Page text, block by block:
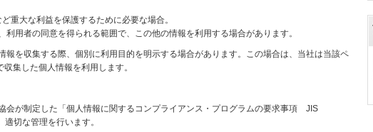
重大な利益を保護するために必要な場合。
用者の同意を得られる範囲で、この他の情報を利用する場合があります。
報を収集する際、個別に利用目的を明示する場合があります。この場合は、当社は当該ペ
集した個人情報を利用します。
会が制定した「個人情報に関するコンプライアンス・プログラムの要求事項 JIS
切な管理を行います。